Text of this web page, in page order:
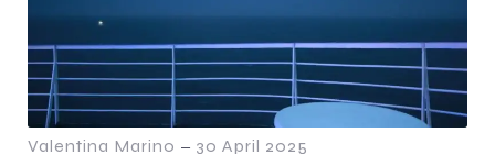
Valentina Marino – 30 April 2025